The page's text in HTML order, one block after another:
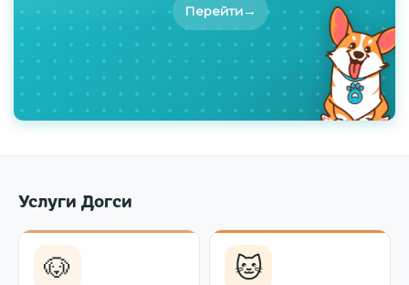
Перейти→
Услуги Догси
🐶 🐱